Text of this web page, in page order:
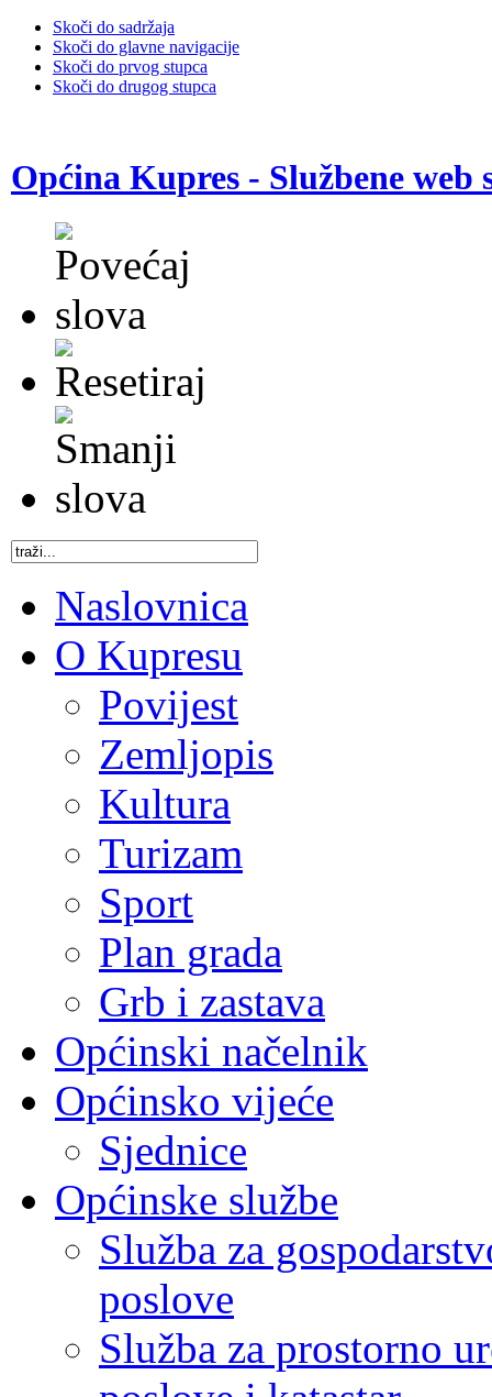
Skoči do sadržaja
Skoči do glavne navigacije
Skoči do prvog stupca
Skoči do drugog stupca
Općina Kupres - Službene web
Naslovnica
O Kupresu
Povijest
Zemljopis
Kultura
Turizam
Sport
Plan grada
Grb i zastava
Općinski načelnik
Općinsko vijeće
Sjednice
Općinske službe
Služba za
poslove
Služba za prostorno